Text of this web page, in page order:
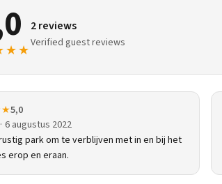
2 reviews
Verified guest reviews
5,0
6 augustus 2022
park om te verblijven met in en bij het
erop en eraan.